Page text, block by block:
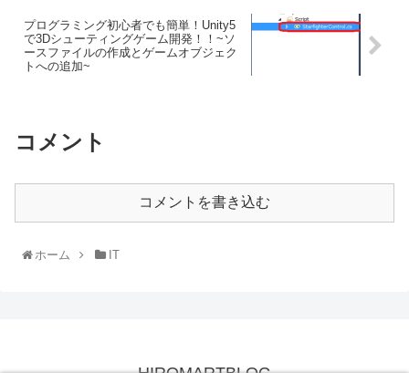
プログラミング初心者でも簡単！Unity5
で3Dシューティングゲーム開発！！~ソ
ースファイルの作成とゲームオブジェク
トへの追加~
コメント
コメントを書き込む
ホーム IT